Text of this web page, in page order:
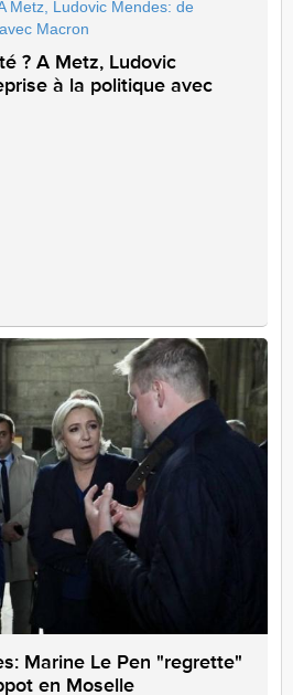
? A Metz, Ludovic
à la politique avec
Marine Le Pen "regrette"
en Moselle